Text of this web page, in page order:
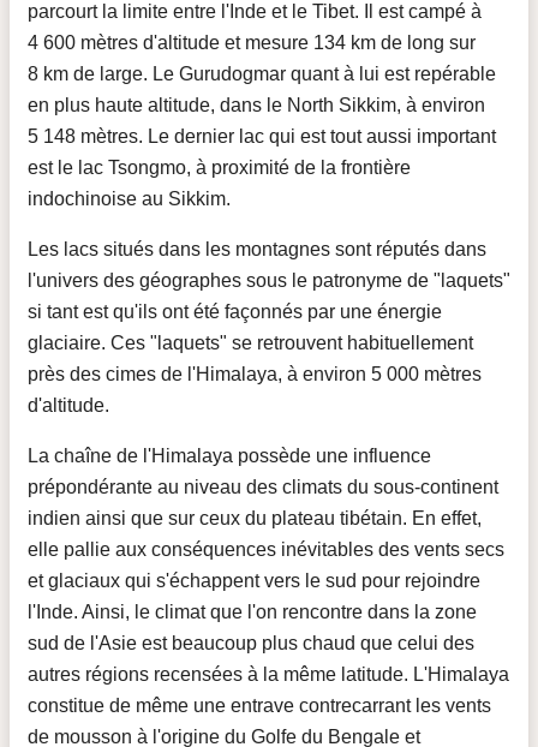
parcourt la limite entre l'Inde et le Tibet. Il est campé à
4 600 mètres d'altitude et mesure 134 km de long sur
8 km de large. Le Gurudogmar quant à lui est repérable
en plus haute altitude, dans le North Sikkim, à environ
5 148 mètres. Le dernier lac qui est tout aussi important
est le lac Tsongmo, à proximité de la frontière
indochinoise au Sikkim.
Les lacs situés dans les montagnes sont réputés dans
l'univers des géographes sous le patronyme de "laquets"
si tant est qu'ils ont été façonnés par une énergie
glaciaire. Ces "laquets" se retrouvent habituellement
près des cimes de l'Himalaya, à environ 5 000 mètres
d'altitude.
La chaîne de l'Himalaya possède une influence
prépondérante au niveau des climats du sous-continent
indien ainsi que sur ceux du plateau tibétain. En effet,
elle pallie aux conséquences inévitables des vents secs
et glaciaux qui s'échappent vers le sud pour rejoindre
l'Inde. Ainsi, le climat que l'on rencontre dans la zone
sud de l'Asie est beaucoup plus chaud que celui des
autres régions recensées à la même latitude. L'Himalaya
constitue de même une entrave contrecarrant les vents
de mousson à l'origine du Golfe du Bengale et